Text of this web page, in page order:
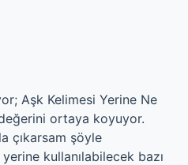
Aşk Kelimesi Yerine Ne
değerini ortaya koyuyor.
çıkarsam şöyle
kullanılabilecek bazı